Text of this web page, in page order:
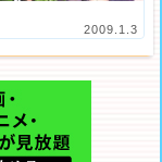
2009.1.3